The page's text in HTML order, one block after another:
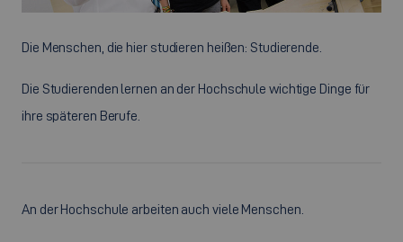
Die Menschen, die hier studieren heißen: Studierende.
Die Studierenden lernen an der Hochschule wichtige Dinge für
ihre späteren Berufe.
An der Hochschule arbeiten auch viele Menschen.